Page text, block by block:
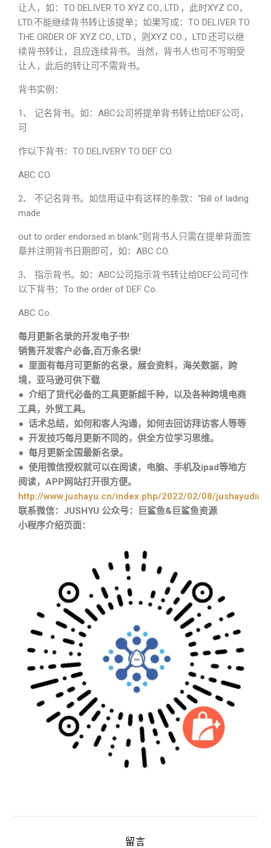
让人，如：TO DELIVER TO XYZ CO., LTD.，此时XYZ CO，
LTD.不能继续背书转让该提单；如果写成：TO DELIVER TO
THE ORDER OF XYZ CO., LTD.，则XYZ CO.，LTD.还可以继
续背书转让，且应连续背书。当然，背书人也可不写明受
让人，此后的转让可不需背书。
背书实例 ：
1、 记名背书。如：ABC公司将提单背书转让给DEF公司，
可
作以下背书：TO DELIVERY TO DEF CO.
ABC CO.
2、 不记名背书。如信用证中有这样的条款：“Bill of lading
made
out to order endorsed in blank.”则背书人只需在提单背面签
章并注明背书日期即可，如：ABC CO.
3、 指示背书。如：ABC公司指示背书转让给DEF公司可作
以下背书：To the order of DEF Co.
ABC Co.
每月更新名录的开发电子书!
销售开发客户必备,百万条名录!
● 里面有每月可更新的名录，展会资料，海关数据，跨
境，亚马逊可供下载
● 介绍了货代必备的工具更新超千种，以及各种跨境电商
工具，外贸工具。
● 话术总结，如何和客人沟通，如何去回访拜访客人等等
● 开发技巧每月更新不同的，供全方位学习思维。
● 每月更新全国最新名录。
● 使用微信授权就可以在阅读，电脑、手机及ipad等地方
阅读，APP网站打开很方便。
http://www.jushayu.cn/index.php/2022/02/08/
联系微信：JUSHYU 公众号：巨鲨鱼&巨鲨鱼资源
小程序介绍页面：
留言